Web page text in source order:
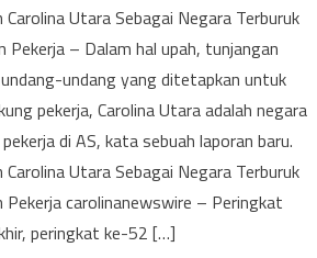
menempatkan
Carolina
Utara
Sebagai
Negara
Terburuk
Pekerja
Utara Sebagai Negara Terburuk
Pekerja – Dalam hal upah, tunjangan
undang yang ditetapkan untuk
pekerja, Carolina Utara adalah negara
di AS, kata sebuah laporan baru.
Utara Sebagai Negara Terburuk
Pekerja carolinanewswire – Peringkat
peringkat ke-52 […]